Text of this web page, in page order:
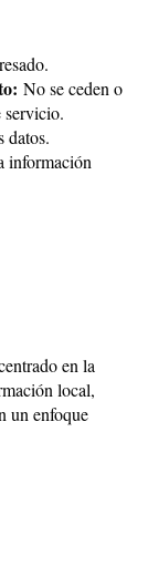
No se ceden o
servicio.
datos.
información
en la
local,
un enfoque